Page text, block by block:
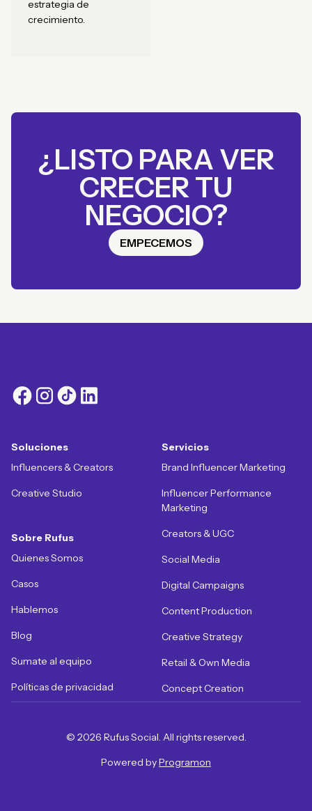
estrategia de
crecimiento.
¿LISTO PARA VER
CRECER TU
NEGOCIO?
EMPECEMOS
Soluciones
Influencers & Creators
Creative Studio
Servicios
Brand Influencer Marketing
Influencer Performance
Marketing
Creators & UGC
Social Media
Digital Campaigns
Content Production
Creative Strategy
Retail & Own Media
Concept Creation
Sobre Rufus
Quienes Somos
Casos
Hablemos
Blog
Sumate al equipo
Políticas de privacidad
© 2026 Rufus Social. All rights reserved.
Powered byProgramon